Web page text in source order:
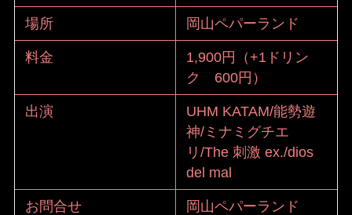
場所 岡山ペパーランド
料金
1,900円（+1ドリン
ク 600円）
出演
UHM KATAM/能勢遊
神/ミナミグチエ
リ/The 刺激 ex./dios
del mal
お問合せ
岡山ペパーランド